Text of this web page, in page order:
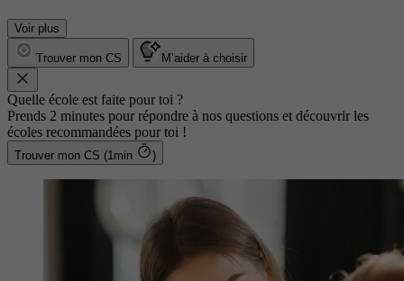
Voir plus
Trouver mon CS M’aider à choisir
Quelle école est faite pour toi ?
Prends 2 minutes pour répondre à nos questions et découvrir les
écoles recommandées pour toi !
Trouver mon CS (1min )